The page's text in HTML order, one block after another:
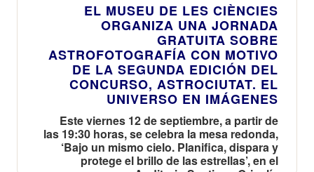
EL MUSEU DE LES CIÈNCIES
ORGANIZA UNA JORNADA
GRATUITA SOBRE
ASTROFOTOGRAFÍA CON MOTIVO
DE LA SEGUNDA EDICIÓN DEL
CONCURSO, ASTROCIUTAT. EL
UNIVERSO EN IMÁGENES
Este viernes 12 de septiembre, a partir de
las 19:30 horas, se celebra la mesa redonda,
‘Bajo un mismo cielo. Planifica, dispara y
protege el brillo de las estrellas’, en el